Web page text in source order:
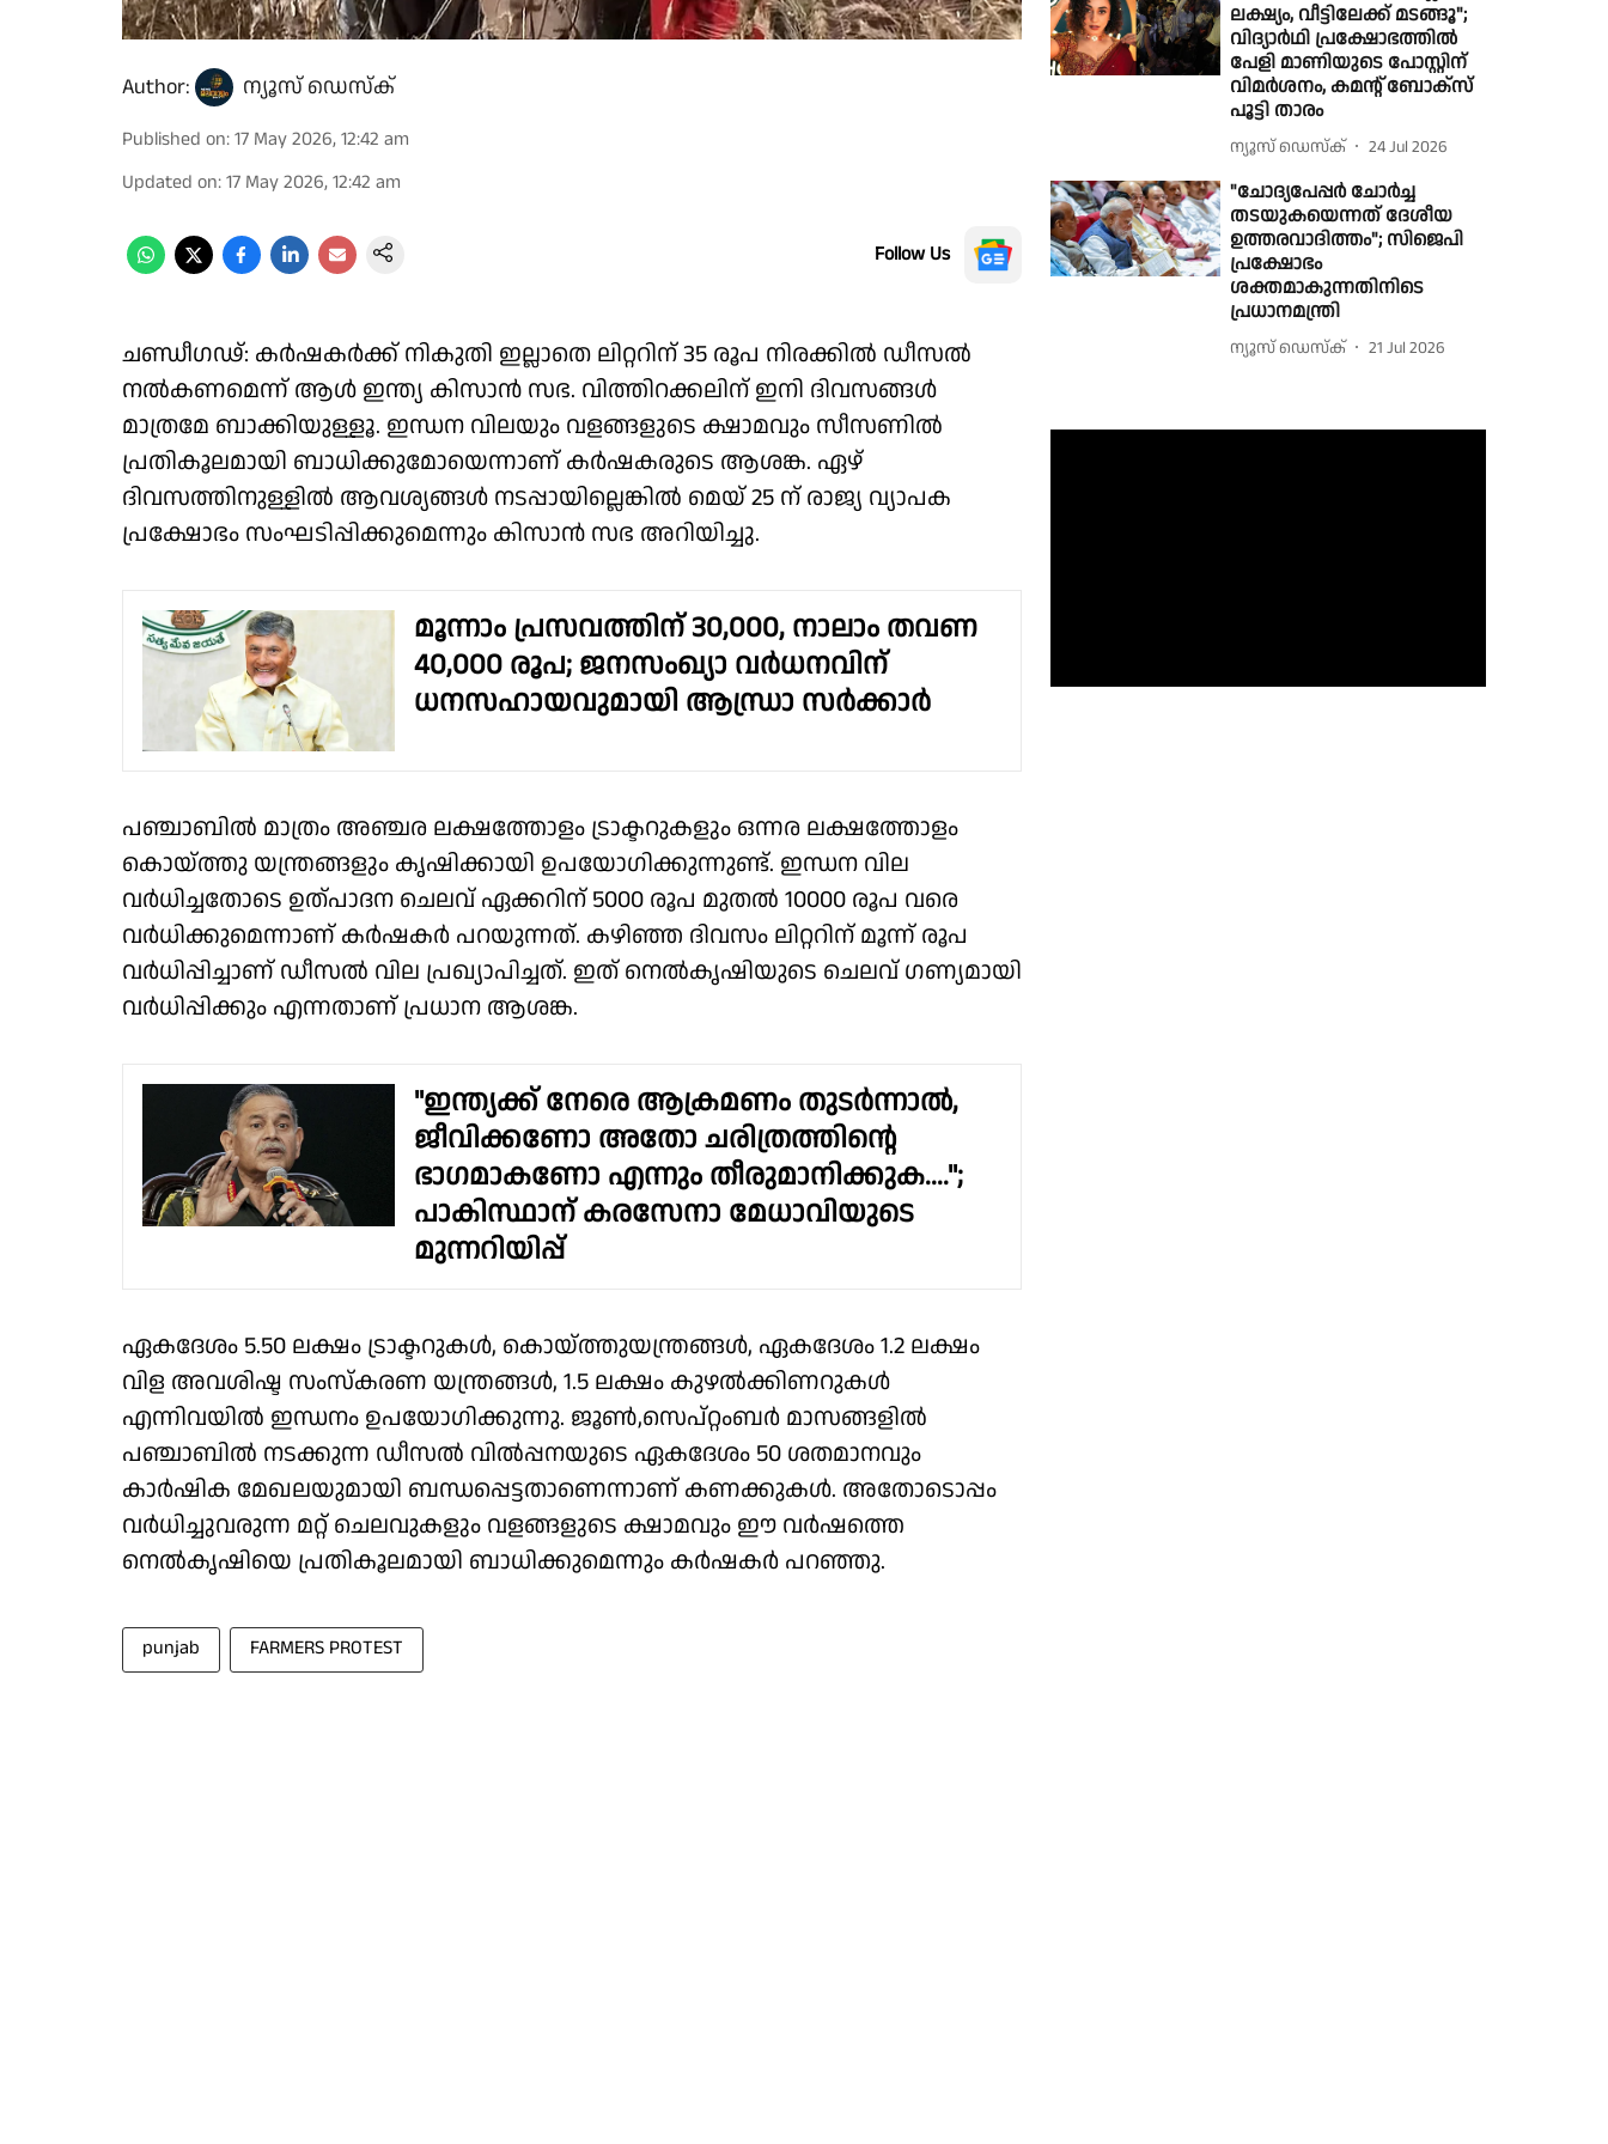
Author: ന്യൂസ് ഡെസ്ക്
Published on:17 May 2026, 12:42 am
Updated on:17 May 2026, 12:42 am
Follow Us
ചണ്ഡീഗഢ്: കർഷകർക്ക് നികുതി ഇല്ലാതെ ലിറ്ററിന് 35 രൂപ നിരക്കില്‍ ഡീസല്‍
നല്‍കണമെന്ന് ആള്‍ ഇന്ത്യ കിസാന്‍ സഭ. വിത്തിറക്കലിന് ഇനി ദിവസങ്ങള്‍
മാത്രമേ ബാക്കിയുള്ളൂ. ഇന്ധന വിലയും വളങ്ങളുടെ ക്ഷാമവും സീസണിൽ
പ്രതികൂലമായി ബാധിക്കുമോയെന്നാണ് കർഷകരുടെ ആശങ്ക. ഏഴ്
ദിവസത്തിനുള്ളില്‍ ആവശ്യങ്ങള്‍ നടപ്പായില്ലെങ്കില്‍ മെയ് 25 ന് രാജ്യ വ്യാപക
പ്രക്ഷോഭം സംഘടിപ്പിക്കുമെന്നും കിസാന്‍ സഭ അറിയിച്ചു.
മൂന്നാം പ്രസവത്തിന് 30,000, നാലാം തവണ
40,000 രൂപ; ജനസംഖ്യാ വർധനവിന്
ധനസഹായവുമായി ആന്ധ്രാ സർക്കാർ
പഞ്ചാബില്‍ മാത്രം അഞ്ചര ലക്ഷത്തോളം ട്രാക്ടറുകളും ഒന്നര ലക്ഷത്തോളം
കൊയ്ത്തു യന്ത്രങ്ങളും കൃഷിക്കായി ഉപയോഗിക്കുന്നുണ്ട്. ഇന്ധന വില
വർധിച്ചതോടെ ഉത്പാദന ചെലവ് ഏക്കറിന് 5000 രൂപ മുതല്‍ 10000 രൂപ വരെ
വർധിക്കുമെന്നാണ് കർഷകർ പറയുന്നത്. കഴിഞ്ഞ ദിവസം ലിറ്ററിന് മൂന്ന് രൂപ
വർധിപ്പിച്ചാണ് ഡീസൽ വില പ്രഖ്യാപിച്ചത്. ഇത് നെൽകൃഷിയുടെ ചെലവ് ഗണ്യമായി
വർധിപ്പിക്കും എന്നതാണ് പ്രധാന ആശങ്ക.
"ഇന്ത്യക്ക് നേരെ ആക്രമണം തുടർന്നാൽ,
ജീവിക്കണോ അതോ ചരിത്രത്തിന്റെ
ഭാഗമാകണോ എന്നും തീരുമാനിക്കുക....";
പാകിസ്ഥാന് കരസേനാ മേധാവിയുടെ
മുന്നറിയിപ്പ്
ഏകദേശം 5.50 ലക്ഷം ട്രാക്ടറുകൾ, കൊയ്ത്തുയന്ത്രങ്ങൾ, ഏകദേശം 1.2 ലക്ഷം
വിള അവശിഷ്ട സംസ്കരണ യന്ത്രങ്ങൾ, 1.5 ലക്ഷം കുഴൽക്കിണറുകൾ
എന്നിവയിൽ ഇന്ധനം ഉപയോഗിക്കുന്നു. ജൂൺ,സെപ്റ്റംബർ മാസങ്ങളിൽ
പഞ്ചാബിൽ നടക്കുന്ന ഡീസൽ വിൽപ്പനയുടെ ഏകദേശം 50 ശതമാനവും
കാർഷിക മേഖലയുമായി ബന്ധപ്പെട്ടതാണെന്നാണ് കണക്കുകൾ. അതോടൊപ്പം
വർധിച്ചുവരുന്ന മറ്റ് ചെലവുകളും വളങ്ങളുടെ ക്ഷാമവും ഈ വർഷത്തെ
നെൽകൃഷിയെ പ്രതികൂലമായി ബാധിക്കുമെന്നും കർഷകർ പറഞ്ഞു.
punjab FARMERS PROTEST
ലക്ഷ്യം, വീട്ടിലേക്ക് മടങ്ങൂ";
വിദ്യാർഥി പ്രക്ഷോഭത്തിൽ
പേളി മാണിയുടെ പോസ്റ്റിന്
വിമർശനം, കമന്റ് ബോക്സ്
പൂട്ടി താരം
ന്യൂസ് ഡെസ്ക് 24 Jul 2026
"ചോദ്യപേപ്പര്‍ ചോര്‍ച്ച
തടയുകയെന്നത് ദേശീയ
ഉത്തരവാദിത്തം"; സിജെപി
പ്രക്ഷോഭം
ശക്തമാകുന്നതിനിടെ
പ്രധാനമന്ത്രി
ന്യൂസ് ഡെസ്ക് 21 Jul 2026